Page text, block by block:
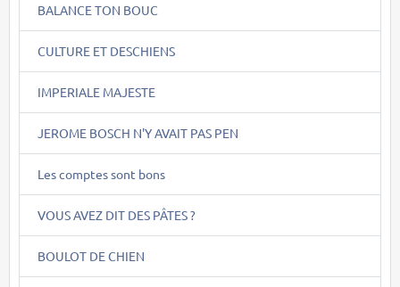
BALANCE TON BOUC
CULTURE ET DESCHIENS
IMPERIALE MAJESTE
JEROME BOSCH N'Y AVAIT PAS PEN
Les comptes sont bons
VOUS AVEZ DIT DES PÂTES ?
BOULOT DE CHIEN